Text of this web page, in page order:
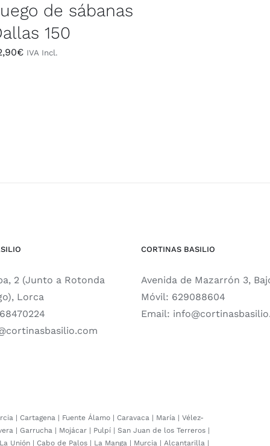
de sábanas
150
€ IVA Incl.
2 (Junto a Rotonda
Lorca
CORTINAS BASILIO
Avenida de Mazarrón 3,
Móvil: 629088604
Email:
| Cartagena | Fuente Álamo | Caravaca | María | Vélez-
| Garrucha | Mojácar | Pulpí | San Juan de los Terreros |
La Unión | Cabo de Palos | La Manga | Murcia | Alcantarilla |